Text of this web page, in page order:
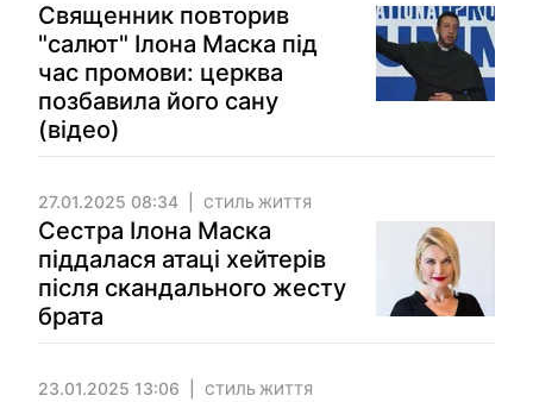
Священник повторив
"салют" Ілона Маска під
час промови: церква
позбавила його сану
(відео)
27.01.2025 08:34 СТИЛЬ ЖИТТЯ
Сестра Ілона Маска
піддалася атаці хейтерів
після скандального жесту
брата
23.01.2025 13:06 СТИЛЬ ЖИТТЯ